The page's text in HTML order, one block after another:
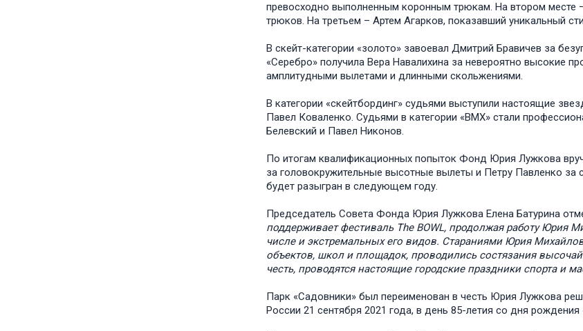
превосходно выполненным коронным трюкам. На втором месте
трюков. На третьем – Артем Агарков, показавший уникальный
В скейт-категории «золото» завоевал Дмитрий Бравичев за
«Серебро» получила Вера Навалихина за невероятно высокие
амплитудными вылетами и длинными скольжениями.
В категории «скейтбординг» судьями выступили настоящие
Павел Коваленко. Судьями в категории «BMX» стали
Белевский и Павел Никонов.
По итогам квалификационных попыток Фонд Юрия Лужкова
за головокружительные высотные вылеты и Петру Павленко
будет разыгран в следующем году.
Председатель Совета Фонда Юрия Лужкова Елена Батурина
поддерживает фестиваль The BOWL, продолжая работу Юрия
числе и экстремальных его видов. Стараниями Юрия
объектов, школ и площадок, проводились состязания
честь, проводятся настоящие городские праздники спорта и
Парк «Садовники» был переименован в честь Юрия Лужкова
России 21 сентября 2021 года, в день 85-летия со дня рождения